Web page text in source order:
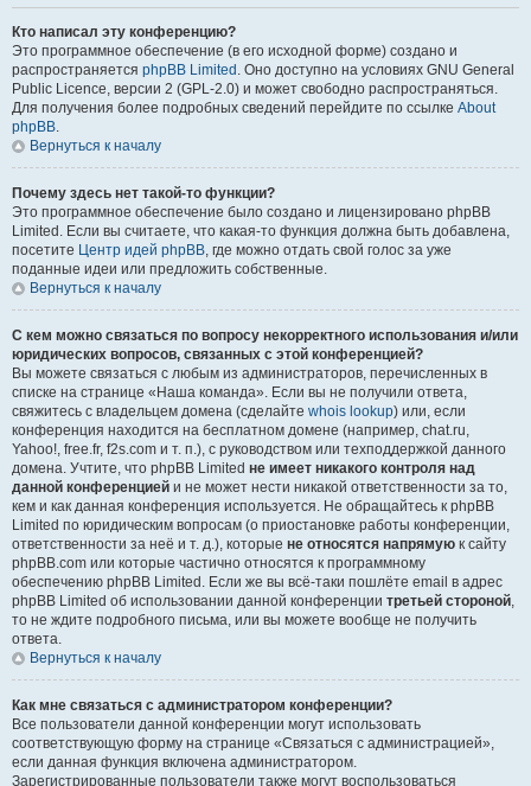
Кто написал эту конференцию?
Это программное обеспечение (в его исходной форме) создано и
распространяется phpBB Limited . Оно доступно на условиях GNU General
Public Licence, версии 2 (GPL-2.0) и может свободно распространяться.
Для получения более подробных сведений перейдите по ссылке About
phpBB.
Вернуться к началу
Почему здесь нет такой-то функции?
Это программное обеспечение было создано и лицензировано phpBB
Limited. Если вы считаете, что какая-то функция должна быть добавлена,
посетите Центр идей phpBB, где можно отдать свой голос за уже
поданные идеи или предложить собственные.
Вернуться к началу
С кем можно связаться по вопросу некорректного использования и/или
юридических вопросов, связанных с этой конференцией?
Вы можете связаться с любым из администраторов, перечисленных в
списке на странице «Наша команда». Если вы не получили ответа,
свяжитесь с владельцем домена (сделайте whois lookup) или, если
конференция находится на бесплатном домене (например, chat.ru,
Yahoo!, free.fr, f2s.com и т. п.), с руководством или техподдержкой данного
домена. Учтите, что phpBB Limited не имеет никакого контроля над
данной конференцией и не может нести никакой ответственности за то,
кем и как данная конференция используется. Не обращайтесь к phpBB
Limited по юридическим вопросам (о приостановке работы конференции,
ответственности за неё и т. д.), которые не относятся напрямую к сайту
phpBB.com или которые частично относятся к программному
обеспечению phpBB Limited. Если же вы всё-таки пошлёте email в адрес
phpBB Limited об использовании данной конференции третьей стороной,
то не ждите подробного письма, или вы можете вообще не получить
ответа.
Вернуться к началу
Как мне связаться с администратором конференции?
Все пользователи данной конференции могут использовать
соответствующую форму на странице «Связаться с администрацией»,
если данная функция включена администратором.
Зарегистрированные пользователи также могут воспользоваться